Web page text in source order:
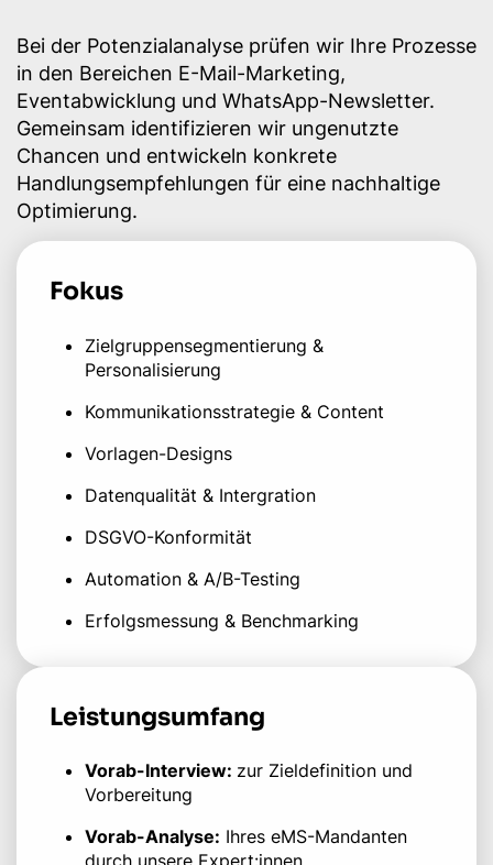
Bei der Potenzialanalyse prüfen wir Ihre Prozesse
in den Bereichen E-Mail-Marketing,
Eventabwicklung und WhatsApp-Newsletter.
Gemeinsam identifizieren wir ungenutzte
Chancen und entwickeln konkrete
Handlungsempfehlungen für eine nachhaltige
Optimierung.
Fokus
Zielgruppensegmentierung &
Personalisierung
Kommunikationsstrategie & Content
Vorlagen-Designs
Datenqualität & Intergration
DSGVO-Konformität
Automation & A/B-Testing
Erfolgsmessung & Benchmarking
Leistungsumfang
Vorab-Interview: zur Zieldefinition und
Vorbereitung
Vorab-Analyse: Ihres eMS-Mandanten
durch unsere Expert:innen